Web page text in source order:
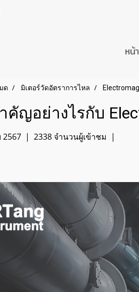
หน้
ด มิเตอร์วัดอัตราการไหล
คัญอย่างไรกับ
2567 | 2338 จำนวนผู้เข้าชม |